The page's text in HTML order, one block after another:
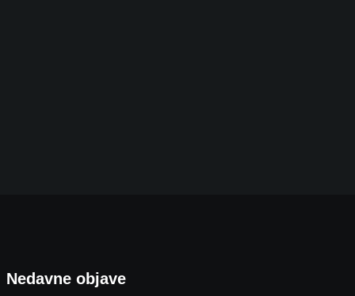
Nedavne objave